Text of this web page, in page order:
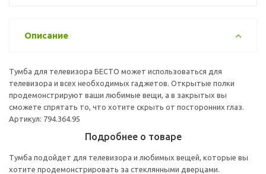
Описание
Тумба для телевизора БЕСТО может использоваться для
телевизора и всех необходимых гаджетов. Открытые полки
продемонстрируют ваши любимые вещи, а в закрытых вы
сможете спрятать то, что хотите скрыть от посторонних глаз.
Артикул: 794.364.95
Подробнее о товаре
Тумба подойдет для телевизора и любимых вещей, которые вы
хотите продемонстрировать за стеклянными дверцами.